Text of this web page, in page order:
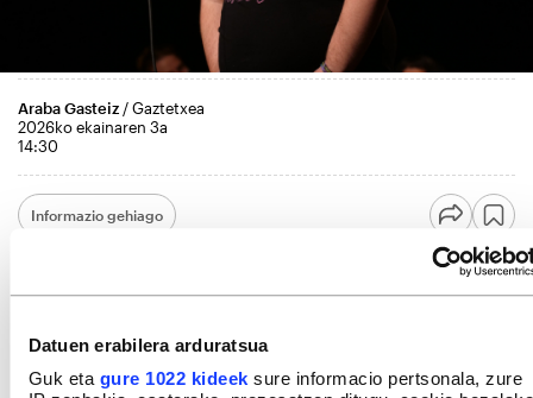
Datuen erabilera arduratsua
Guk eta gure 1022 kideek sure informacio pertsonala, zure
Araba Gasteiz / Gaztetxea
2026ko ekainaren 3a
14:30
Informazio gehiago